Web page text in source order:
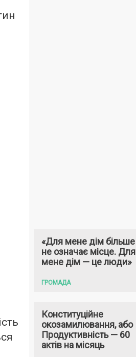
«Для мене дім більше
не означає місце. Для
мене дім — це люди»
ГРОМАДА
Конституційне
окозамилювання, або
Продуктивність — 60
актів на місяць